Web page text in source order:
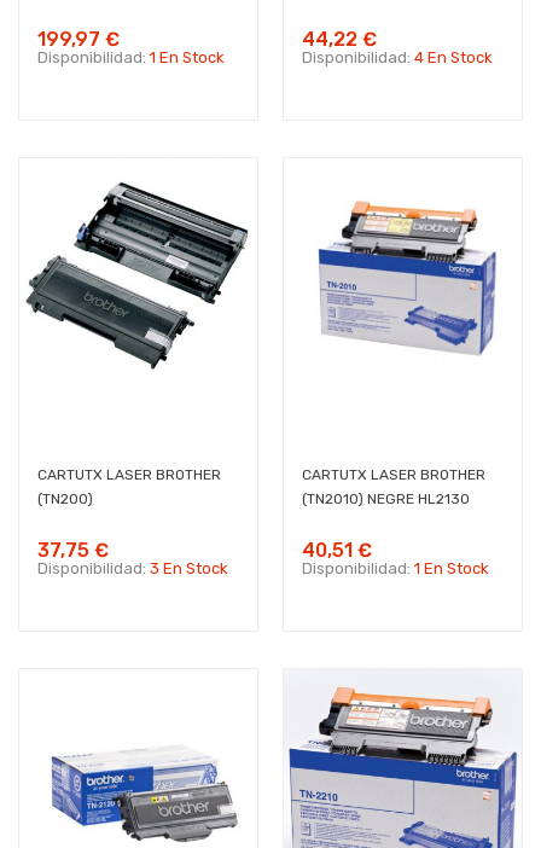
199,97 €
Disponibilidad: 1 En Stock
44,22 €
Disponibilidad: 4 En Stock
CARTUTX LASER BROTHER
(TN200)
37,75 €
Disponibilidad: 3 En Stock
CARTUTX LASER BROTHER
(TN2010) NEGRE HL2130
40,51 €
Disponibilidad: 1 En Stock